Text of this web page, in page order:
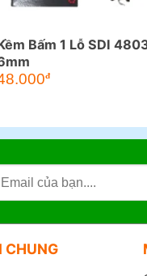
Bấm 1 Lỗ SDI
đ
CHUNG